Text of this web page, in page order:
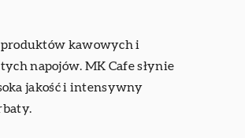
produktów kawowych i
napojów. MK Cafe słynie
jakość i intensywny